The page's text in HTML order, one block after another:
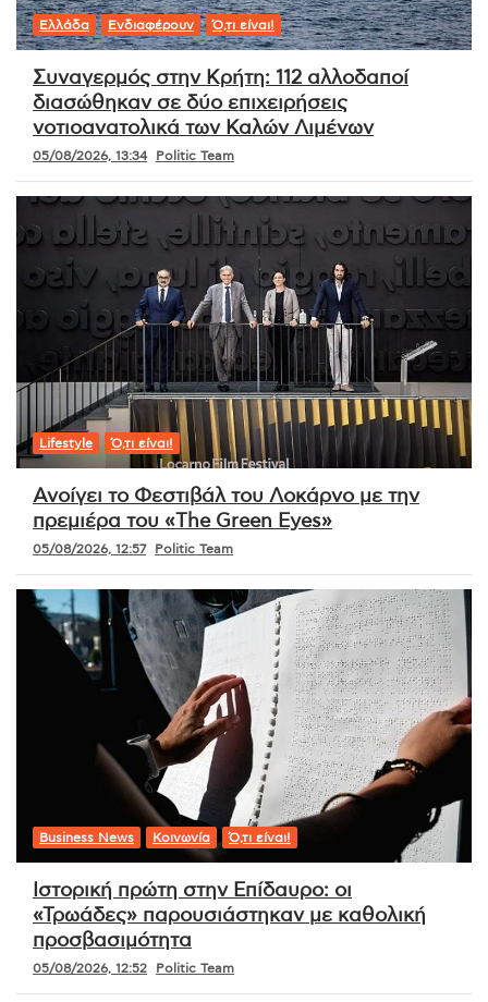
Ελλάδα Ενδιαφέρουν Ό,τι είναι!
Συναγερμός στην Κρήτη: 112 αλλοδαποί
διασώθηκαν σε δύο επιχειρήσεις
νοτιοανατολικά των Καλών Λιμένων
05/08/2026, 13:34 Politic Team
Lifestyle Ό,τι είναι!
Ανοίγει το Φεστιβάλ του Λοκάρνο με την
πρεμιέρα του «The Green Eyes»
05/08/2026, 12:57 Politic Team
Business News Κοινωνία Ό,τι είναι!
Ιστορική πρώτη στην Επίδαυρο: οι
«Τρωάδες» παρουσιάστηκαν με καθολική
προσβασιμότητα
05/08/2026, 12:52 Politic Team